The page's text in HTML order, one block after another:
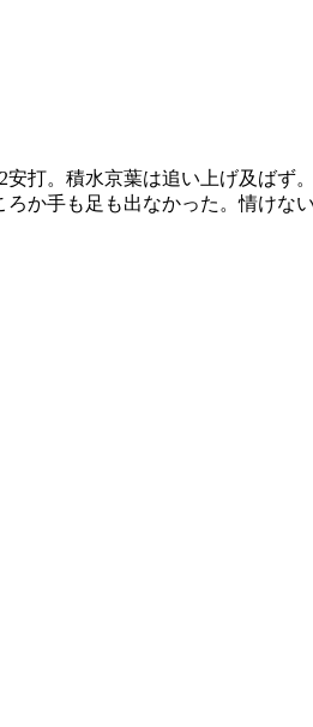
打。積水京葉は追い上げ及ばず
か手も足も出なかった。情けない